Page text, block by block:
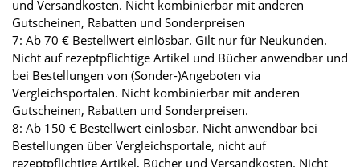
und Versandkosten. Nicht kombinierbar mit anderen
Gutscheinen, Rabatten und Sonderpreisen
7: Ab 70 € Bestellwert einlösbar. Gilt nur für Neukunden.
Nicht auf rezeptpflichtige Artikel und Bücher anwendbar und
bei Bestellungen von (Sonder-)Angeboten via
Vergleichsportalen. Nicht kombinierbar mit anderen
Gutscheinen, Rabatten und Sonderpreisen.
8: Ab 150 € Bestellwert einlösbar. Nicht anwendbar bei
Bestellungen über Vergleichsportale, nicht auf
rezeptpflichtige Artikel, Bücher und Versandkosten. Nicht